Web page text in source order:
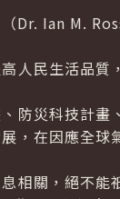
Dr. Ian M.
人民生活品質
防災科技計畫
，在因應全球
相關，絕不能